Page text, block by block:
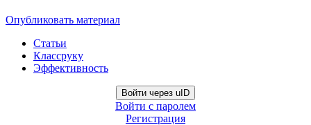
Опубликовать материал
Статьи
Классруку
Эффективность
Войти через uID
Войти с паролем
Регистрация